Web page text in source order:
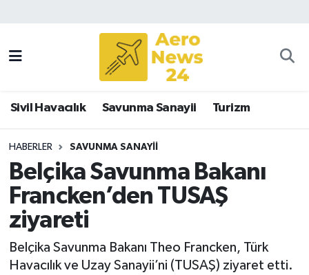
Sivil Havacılık Savunma Sanayii Turizm
HABERLER SAVUNMA SANAYII
Belçika Savunma Bakanı
Francken’den TUSAŞ
ziyareti
Belçika Savunma Bakanı Theo Francken, Türk
Havacılık ve Uzay Sanayii’ni (TUSAŞ) ziyaret etti.